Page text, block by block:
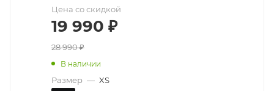
Цена со скидкой
19 990 ₽
28 990₽
В наличии
Размер — XS